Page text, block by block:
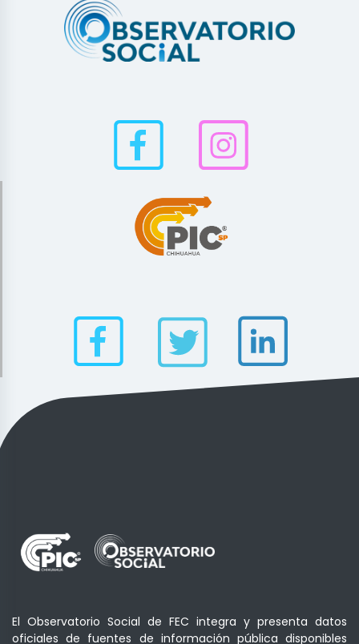
El Observatorio Social de FEC integra y presenta datos
oficiales de fuentes de información pública disponibles